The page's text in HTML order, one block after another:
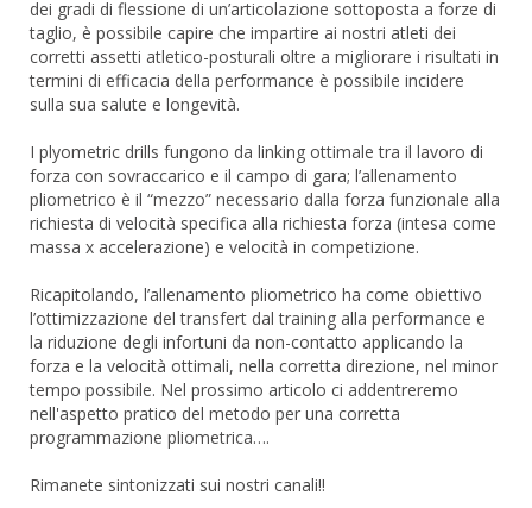
dei gradi di flessione di un’articolazione sottoposta a forze di
taglio, è possibile capire che impartire ai nostri atleti dei
corretti assetti atletico-posturali oltre a migliorare i risultati in
termini di efficacia della performance è possibile incidere
sulla sua salute e longevità.
I plyometric drills fungono da linking ottimale tra il lavoro di
forza con sovraccarico e il campo di gara; l’allenamento
pliometrico è il “mezzo” necessario dalla forza funzionale alla
richiesta di velocità specifica alla richiesta forza (intesa come
massa x accelerazione) e velocità in competizione.
Ricapitolando, l’allenamento pliometrico ha come obiettivo
l’ottimizzazione del transfert dal training alla performance e
la riduzione degli infortuni da non-contatto applicando la
forza e la velocità ottimali, nella corretta direzione, nel minor
tempo possibile. Nel prossimo articolo ci addentreremo
nell'aspetto pratico del metodo per una corretta
programmazione pliometrica….
Rimanete sintonizzati sui nostri canali!!